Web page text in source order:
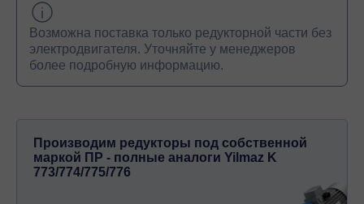
Возможна поставка только редукторной части без
электродвигателя. Уточняйте у менеджеров
более подробную информацию.
Производим редукторы под собственной
маркой ПР - полные аналоги Yilmaz K
773/774/775/776